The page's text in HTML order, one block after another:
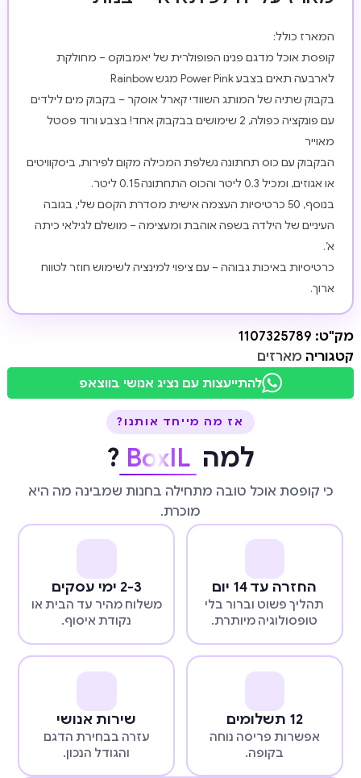
המארז כולל:
קופסת אוכל מדגם פנינו הפופולרית של יאמבוקס – מחולקת
לארבעה תאים בצבע Power Pink מגש Rainbow
בקבוק שתיה של המותג השוודי קארל אוסקר – בקבוק מים לילדים
עם פונקציה כפולה, 2 שימושים בבקבוק אחד! בצבע ורוד פסטל
מאוייר
הבקבוק עם כוס תחתונה נשלפת המכילה מקום לפירות, ביסקוויטים
או אגוזים, ומכיל 0.3 ליטר והכוס התחתונה 0.15 ליטר.
בנוסף, 50 כרטיסיות העצמה אישית מסדרת הקסם שלי, בגובה
העיניים של הילדה בשפה אוהבת ומעצימה – מושלם לגילאי כיתה
א’.
כרטיסיות באיכות גבוהה – עם ציפוי למינציה לשימוש חוזר לטווח
ארוך.
מק"ט: 1107325789
קטגוריה מארזים
להתייעצות עם נציג אנושי בווצאפ
אז מה מייחד אותנו?
למה BoxIL
?
כי קופסת אוכל טובה מתחילה בחנות שמבינה מה היא
מוכרת.
החזרה עד 14 יום
תהליך פשוט וברור בלי
טופסולוגיה מיותרת.
2-3 ימי עסקים
משלוח מהיר עד הבית או
נקודת איסוף.
12 תשלומים
אפשרות פריסה נוחה
בקופה.
שירות אנושי
עזרה בבחירת הדגם
והגודל הנכון.